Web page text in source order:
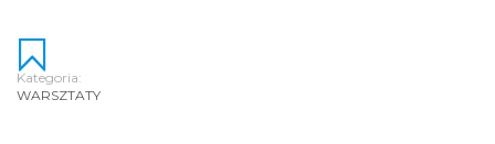
Kategoria:
WARSZTATY